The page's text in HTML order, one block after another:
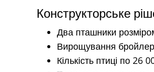
Конструкторське
Два пташники
Вирощування
Кількість птиці по 26